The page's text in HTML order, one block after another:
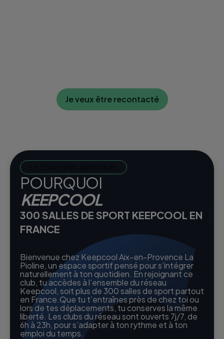
Je veux être recontacté
POURQUOI
KEEPCOOL
300 SALLES DE SPORT KEEPCOOL EN
FRANCE
Bienvenue chez Keepcool Aix-en-Provence La
Pioline, un espace sportif pensé pour s’intégrer
naturellement à ton quotidien. En rejoignant ce
club, tu accèdes à l’ensemble du réseau
Keepcool, soit plus de 300 salles de sport partout
en France.Que tu t’entraînes près de chez toi ou
lors de tes déplacements, tu conserves la même
liberté. Les clubs du réseau sont ouverts 7j/7, de
6h à 23h, pour s’adapter à ton rythme et à ton
emploi du temps.